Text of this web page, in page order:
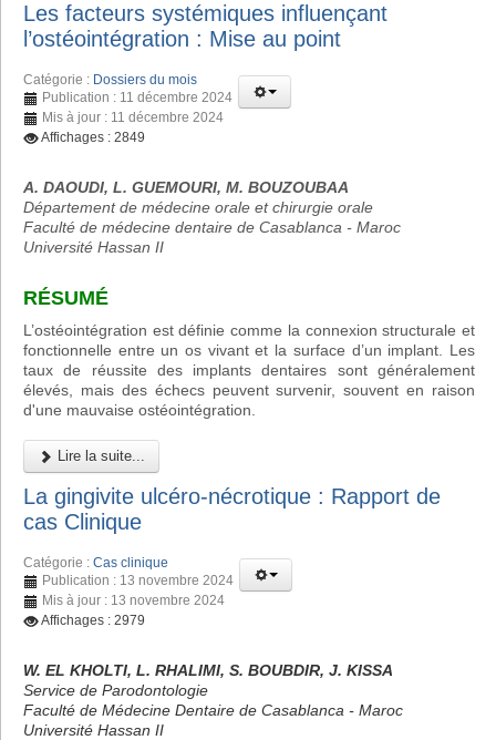
Les facteurs systémiques influençant
l’ostéointégration : Mise au point
Catégorie : Dossiers du mois
Publication : 11 décembre 2024
Mis à jour : 11 décembre 2024
Affichages : 2849
A. DAOUDI, L. GUEMOURI, M. BOUZOUBAA
Département de médecine orale et chirurgie orale
Faculté de médecine dentaire de Casablanca - Maroc
Université Hassan II
RÉSUMÉ
L’ostéointégration est définie comme la connexion structurale et
fonctionnelle entre un os vivant et la surface d’un implant. Les
taux de réussite des implants dentaires sont généralement
élevés, mais des échecs peuvent survenir, souvent en raison
d'une mauvaise ostéointégration.
Lire la suite...
La gingivite ulcéro-nécrotique : Rapport de
cas Clinique
Catégorie : Cas clinique
Publication : 13 novembre 2024
Mis à jour : 13 novembre 2024
Affichages : 2979
W. EL KHOLTI, L. RHALIMI, S. BOUBDIR, J. KISSA
Service de Parodontologie
Faculté de Médecine Dentaire de Casablanca - Maroc
Université Hassan II